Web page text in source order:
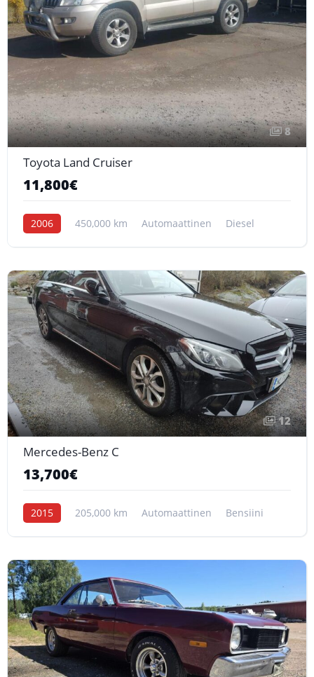
8
Toyota Land Cruiser
11,800€
2006 450,000 km Automaattinen Diesel
12
Mercedes-Benz C
13,700€
2015 205,000 km Automaattinen Bensiini